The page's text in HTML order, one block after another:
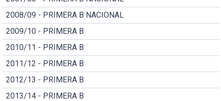
2008/09 - PRIMERA B NACIONAL
2009/10 - PRIMERA B
2010/11 - PRIMERA B
2011/12 - PRIMERA B
2012/13 - PRIMERA B
2013/14 - PRIMERA B